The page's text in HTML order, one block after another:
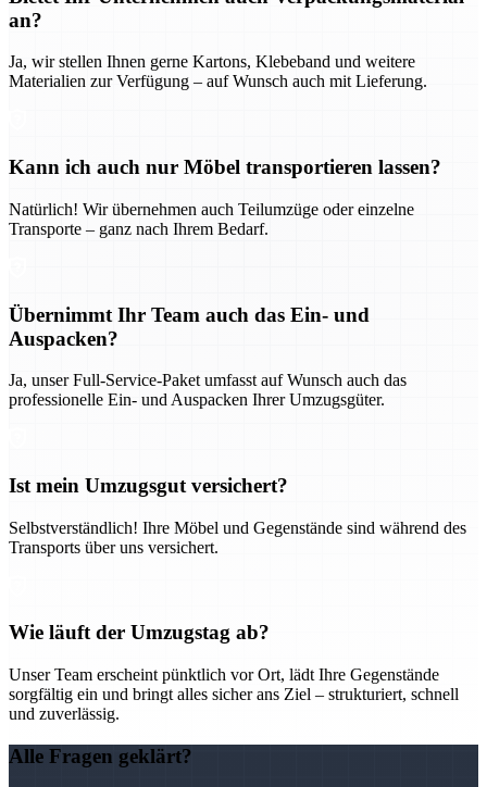
an?
Ja, wir stellen Ihnen gerne Kartons, Klebeband und weitere
Materialien zur Verfügung – auf Wunsch auch mit Lieferung.
Kann ich auch nur Möbel transportieren lassen?
Natürlich! Wir übernehmen auch Teilumzüge oder einzelne
Transporte – ganz nach Ihrem Bedarf.
Übernimmt Ihr Team auch das Ein- und
Auspacken?
Ja, unser Full-Service-Paket umfasst auf Wunsch auch das
professionelle Ein- und Auspacken Ihrer Umzugsgüter.
Ist mein Umzugsgut versichert?
Selbstverständlich! Ihre Möbel und Gegenstände sind während des
Transports über uns versichert.
Wie läuft der Umzugstag ab?
Unser Team erscheint pünktlich vor Ort, lädt Ihre Gegenstände
sorgfältig ein und bringt alles sicher ans Ziel – strukturiert, schnell
und zuverlässig.
Alle Fragen geklärt?